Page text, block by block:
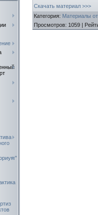
Скачать материал >>>
Категория: Материалы
Просмотров: 1059 |